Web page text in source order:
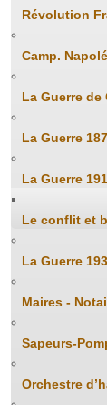
Révolution
Camp.
La Guerre de
La Guerre
La Guerre
Le conflit et
La Guerre
Maires -
Sapeurs-
Orchestre